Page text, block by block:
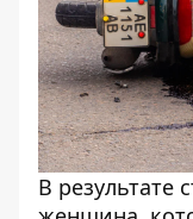
В результате